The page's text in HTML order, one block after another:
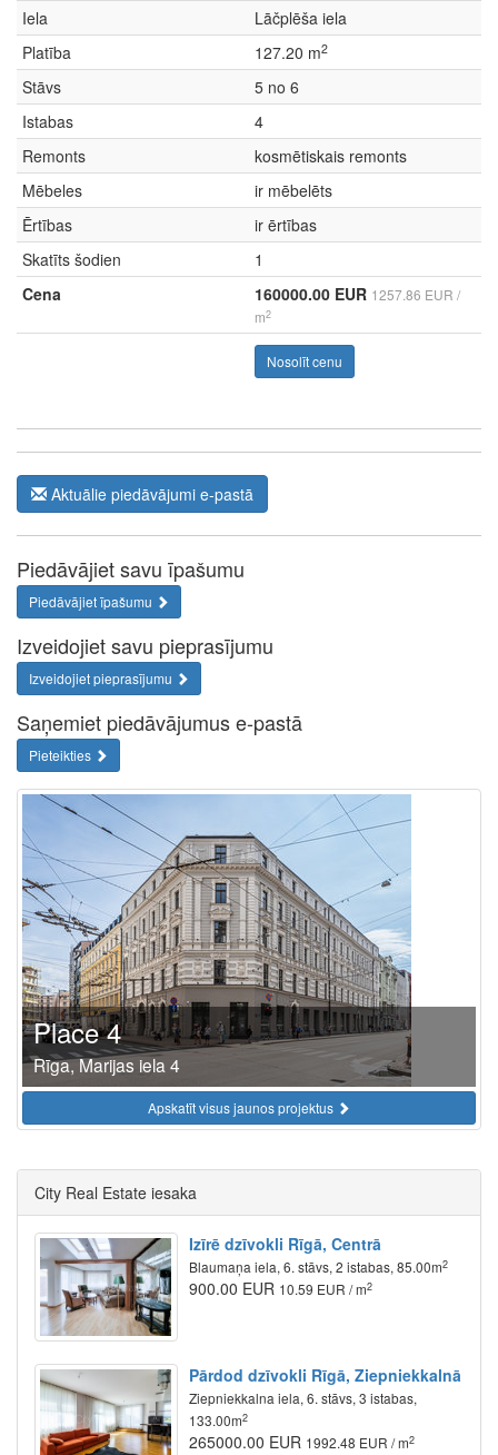
Iela
Lāčplēša iela
Platība
127.20 m2
Stāvs
5 no 6
Istabas
4
Remonts
kosmētiskais remonts
Mēbeles
ir mēbelēts
Ērtības
ir ērtības
Skatīts šodien
1
Cena
160000.00 EUR 1257.86 EUR /
m2
Nosolīt cenu
Aktuālie piedāvājumi e-pastā
Piedāvājiet savu īpašumu
Piedāvājiet īpašumu
Izveidojiet savu pieprasījumu
Izveidojiet pieprasījumu
Saņemiet piedāvājumus e-pastā
Pieteikties
Place 4
Rīga, Marijas iela 4
Apskatīt visus jaunos projektus
City Real Estate iesaka
Izīrē dzīvokli Rīgā, Centrā
Blaumaņa iela, 6. stāvs, 2 istabas, 85.00m2
900.00 EUR 10.59 EUR / m2
Pārdod dzīvokli Rīgā, Ziepniekkalnā
Ziepniekkalna iela, 6. stāvs, 3 istabas,
133.00m2
265000.00 EUR 1992.48 EUR / m2